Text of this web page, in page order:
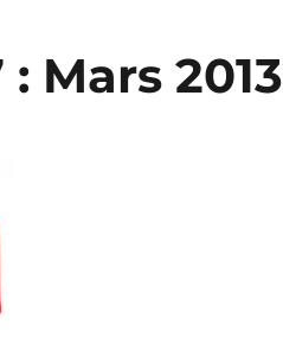
Mars 2013